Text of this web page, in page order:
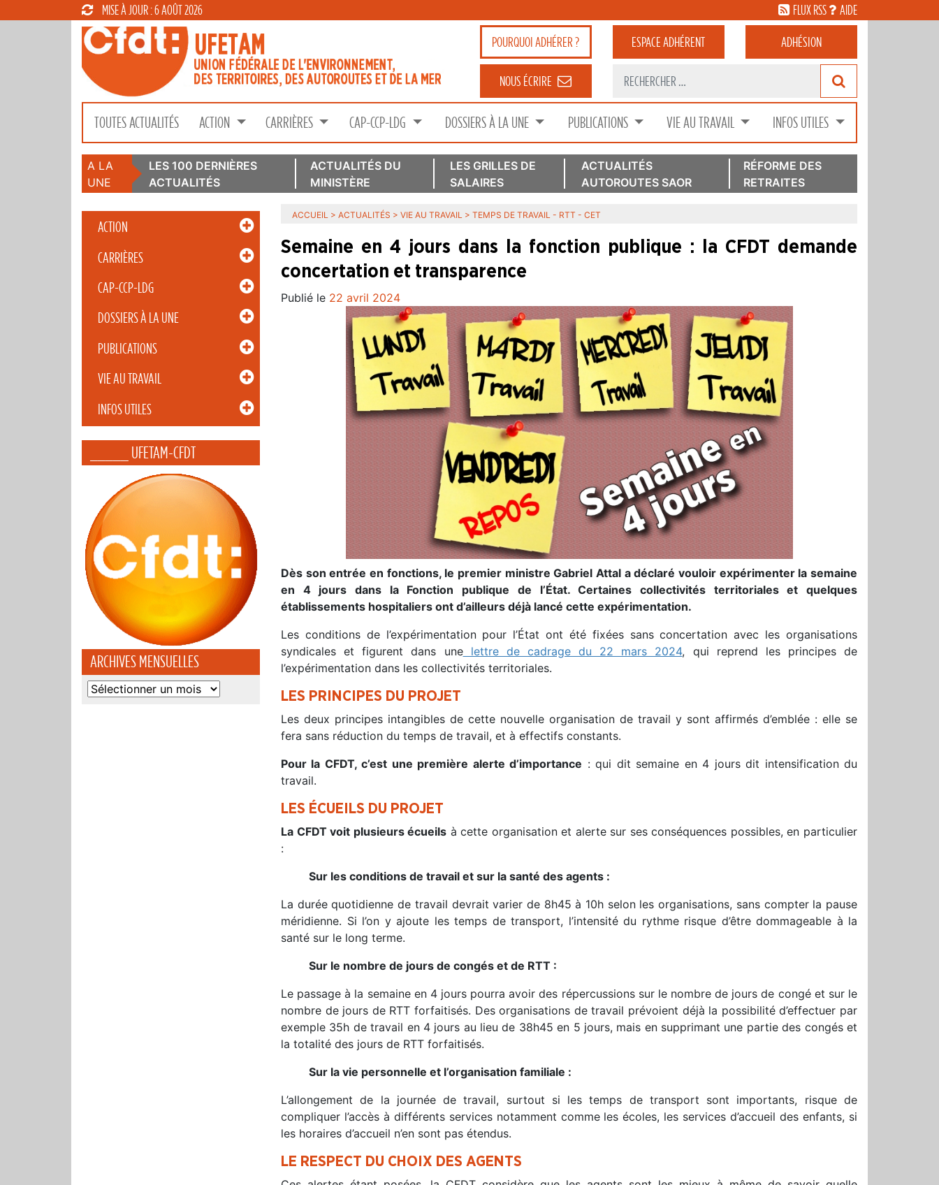
MISE À JOUR : 6 AOÛT 2026 FLUX RSS AIDE
POURQUOIADHÉRER ? ESPACEADHÉRENT ADHÉSION
NOUS ÉCRIRE
TOUTES ACTUALITÉS ACTION CARRIÈRES CAP-CCP-LDG DOSSIERS À LA UNE PUBLICATIONS VIE AU TRAVAIL INFOS UTILES
A LA
UNE
LES 100 DERNIÈRES
ACTUALITÉS
ACTUALITÉS DU
MINISTÈRE
LES GRILLES DE
SALAIRES
ACTUALITÉS
AUTOROUTES SAOR
RÉFORME DES
RETRAITES
ACTION
CARRIÈRES
CAP-CCP-LDG
DOSSIERS À LA UNE
PUBLICATIONS
VIE AU TRAVAIL
INFOS UTILES
_____ UFETAM-CFDT
ARCHIVES MENSUELLES
Archives
ACCUEIL > ACTUALITÉS > VIE AU TRAVAIL > TEMPS DE TRAVAIL - RTT - CET
Semaine en 4 jours dans la fonction publique : la CFDT demande
concertation et transparence
Publié le 22 avril 2024
Dès son entrée en fonctions, le premier ministre Gabriel Attal a déclaré vouloir expérimenter la semaine
en 4 jours dans la Fonction publique de l’État. Certaines collectivités territoriales et quelques
établissements hospitaliers ont d’ailleurs déjà lancé cette expérimentation.
Les conditions de l’expérimentation pour l’État ont été fixées sans concertation avec les organisations
syndicales et figurent dans unelettre de cadrage du 22 mars 2024, qui reprend les principes de
l’expérimentation dans les collectivités territoriales.
LES PRINCIPES DU PROJET
Les deux principes intangibles de cette nouvelle organisation de travail y sont affirmés d’emblée : elle se
fera sans réduction du temps de travail, et à effectifs constants.
Pour la CFDT, c’est une première alerte d’importance : qui dit semaine en 4 jours dit intensification du
travail.
LES ÉCUEILS DU PROJET
La CFDT voit plusieurs écueils à cette organisation et alerte sur ses conséquences possibles, en particulier
:
Sur les conditions de travail et sur la santé des agents :
La durée quotidienne de travail devrait varier de 8h45 à 10h selon les organisations, sans compter la pause
méridienne. Si l’on y ajoute les temps de transport, l’intensité du rythme risque d’être dommageable à la
santé sur le long terme.
Sur le nombre de jours de congés et de RTT :
Le passage à la semaine en 4 jours pourra avoir des répercussions sur le nombre de jours de congé et sur le
nombre de jours de RTT forfaitisés. Des organisations de travail prévoient déjà la possibilité d’effectuer par
exemple 35h de travail en 4 jours au lieu de 38h45 en 5 jours, mais en supprimant une partie des congés et
la totalité des jours de RTT forfaitisés.
Sur la vie personnelle et l’organisation familiale :
L’allongement de la journée de travail, surtout si les temps de transport sont importants, risque de
compliquer l’accès à différents services notamment comme les écoles, les services d’accueil des enfants, si
les horaires d’accueil n’en sont pas étendus.
LE RESPECT DU CHOIX DES AGENTS